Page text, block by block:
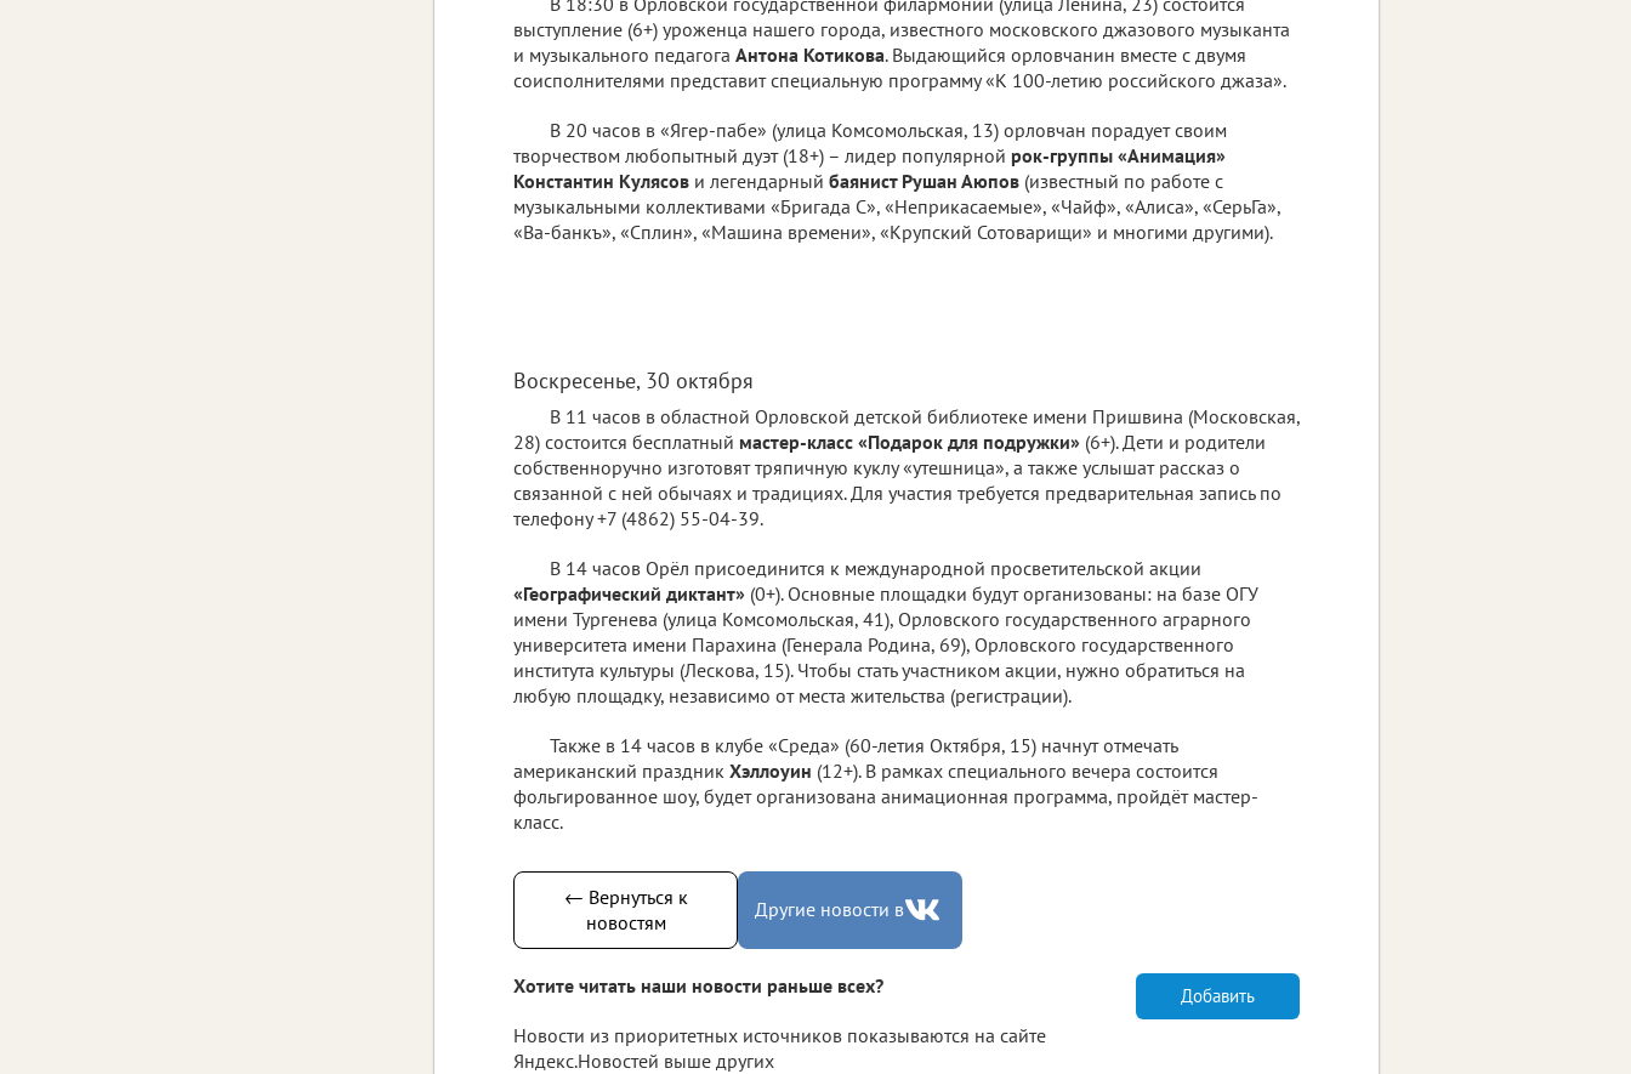
выступление (6+) уроженца нашего города, известного московского джазового музыканта
и музыкального педагога Антона Котикова. Выдающийся орловчанин вместе с двумя
соисполнителями представит специальную программу «К 100-летию российского джаза».
В 20 часов в «Ягер-пабе» (улица Комсомольская, 13) орловчан порадует своим
творчеством любопытный дуэт (18+) – лидер популярной рок-группы «Анимация»
Константин Кулясов и легендарный баянист Рушан Аюпов (известный по работе с
музыкальными коллективами «Бригада С», «Неприкасаемые», «Чайф», «Алиса», «СерьГа»,
«Ва-банкъ», «Сплин», «Машина времени», «Крупский Сотоварищи» и многими другими).
Воскресенье, 30 октября
В 11 часов в областной Орловской детской библиотеке имени Пришвина (Московская,
28) состоится бесплатный мастер-класс «Подарок для подружки» (6+). Дети и родители
собственноручно изготовят тряпичную куклу «утешница», а также услышат рассказ о
связанной с ней обычаях и традициях. Для участия требуется предварительная запись по
телефону +7 (4862) 55-04-39.
В 14 часов Орёл присоединится к международной просветительской акции
«Географический диктант» (0+). Основные площадки будут организованы: на базе ОГУ
имени Тургенева (улица Комсомольская, 41), Орловского государственного аграрного
университета имени Парахина (Генерала Родина, 69), Орловского государственного
института культуры (Лескова, 15). Чтобы стать участником акции, нужно обратиться на
любую площадку, независимо от места жительства (регистрации).
Также в 14 часов в клубе «Среда» (60-летия Октября, 15) начнут отмечать
американский праздник Хэллоуин (12+). В рамках специального вечера состоится
фольгированное шоу, будет организована анимационная программа, пройдёт мастер-
класс.
← Вернуться к
новостям
Другие новости в
Хотите читать наши новости раньше всех?
Новости из приоритетных источников показываются на сайте
Яндекс.Новостей выше других
Добавить